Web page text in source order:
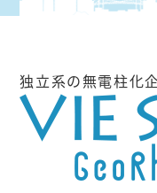
独立系の無電柱化